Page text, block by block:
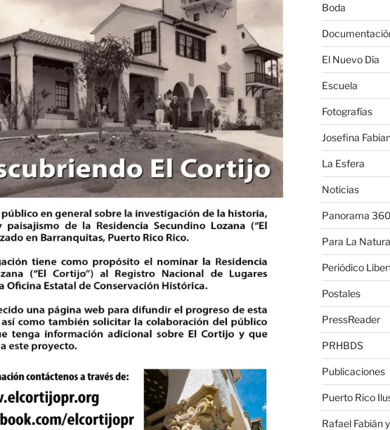
Boda
El Nuevo Día
Escuela
Fotografías
Josefina
La Esfera
Noticias
Panorama 360
Para La
Periódico
Postales
PressReader
PRHBDS
Publicaciones
Puerto Rico
Rafael Fabián